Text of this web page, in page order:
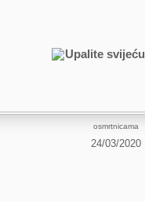
Upalite svijeću
osmrtnicama
24/03/2020